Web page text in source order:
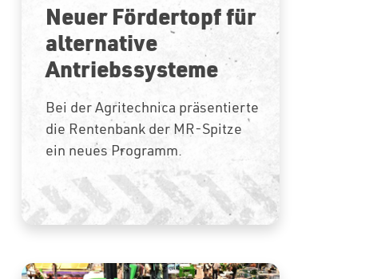
Neuer Fördertopf für
alternative
Antriebssysteme
Bei der Agritechnica präsentierte
die Rentenbank der MR-Spitze
ein neues Programm.